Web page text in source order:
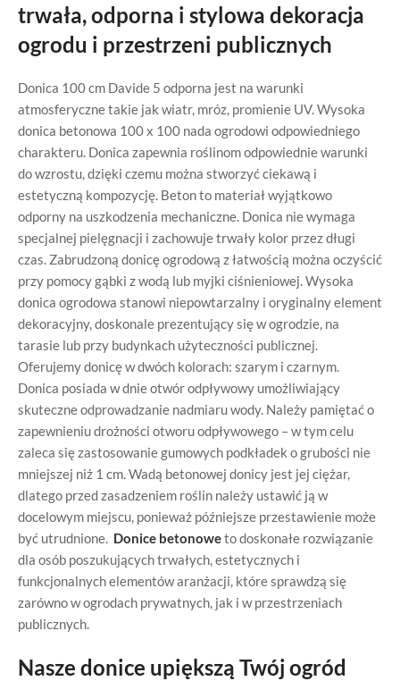
trwała, odporna i stylowa dekoracja
ogrodu i przestrzeni publicznych
Donica 100 cm Davide 5 odporna jest na warunki
atmosferyczne takie jak wiatr, mróz, promienie UV. Wysoka
donica betonowa 100 x 100 nada ogrodowi odpowiedniego
charakteru. Donica zapewnia roślinom odpowiednie warunki
do wzrostu, dzięki czemu można stworzyć ciekawą i
estetyczną kompozycję. Beton to materiał wyjątkowo
odporny na uszkodzenia mechaniczne. Donica nie wymaga
specjalnej pielęgnacji i zachowuje trwały kolor przez długi
czas. Zabrudzoną donicę ogrodową z łatwością można oczyścić
przy pomocy gąbki z wodą lub myjki ciśnieniowej. Wysoka
donica ogrodowa stanowi niepowtarzalny i oryginalny element
dekoracyjny, doskonale prezentujący się w ogrodzie, na
tarasie lub przy budynkach użyteczności publicznej.
Oferujemy donicę w dwóch kolorach: szarym i czarnym.
Donica posiada w dnie otwór odpływowy umożliwiający
skuteczne odprowadzanie nadmiaru wody. Należy pamiętać o
zapewnieniu drożności otworu odpływowego – w tym celu
zaleca się zastosowanie gumowych podkładek o grubości nie
mniejszej niż 1 cm. Wadą betonowej donicy jest jej ciężar,
dlatego przed zasadzeniem roślin należy ustawić ją w
docelowym miejscu, ponieważ późniejsze przestawienie może
być utrudnione. Donice betonoweto doskonałe rozwiązanie
dla osób poszukujących trwałych, estetycznych i
funkcjonalnych elementów aranżacji, które sprawdzą się
zarówno w ogrodach prywatnych, jak i w przestrzeniach
publicznych.
Nasze donice upiększą Twój ogród